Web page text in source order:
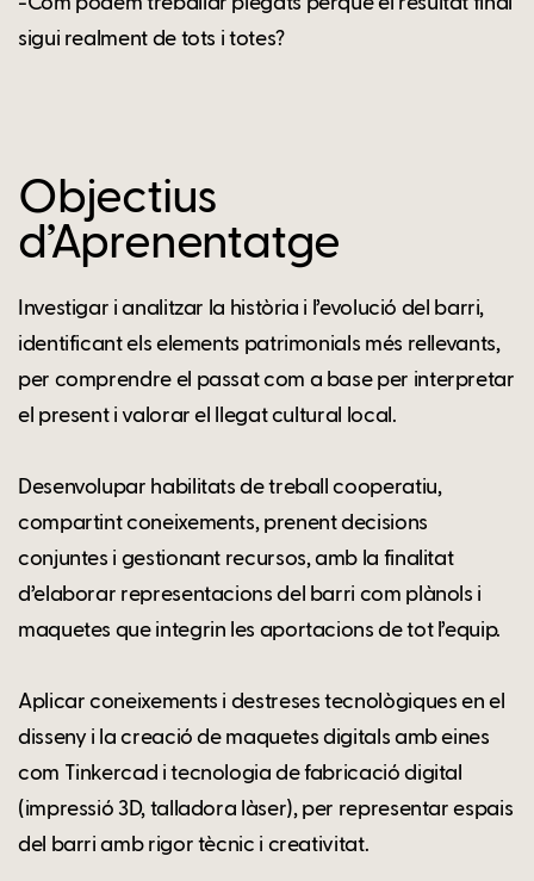
sigui realment de tots i totes?
Objectius
d’Aprenentatge
Investigar i analitzar la història i l’evolució del barri,
identificant els elements patrimonials més rellevants,
per comprendre el passat com a base per interpretar
el present i valorar el llegat cultural local.
Desenvolupar habilitats de treball cooperatiu,
compartint coneixements, prenent decisions
conjuntes i gestionant recursos, amb la finalitat
d’elaborar representacions del barri com plànols i
maquetes que integrin les aportacions de tot l’equip.
Aplicar coneixements i destreses tecnològiques en el
disseny i la creació de maquetes digitals amb eines
com Tinkercad i tecnologia de fabricació digital
(impressió 3D, talladora làser), per representar espais
del barri amb rigor tècnic i creativitat.